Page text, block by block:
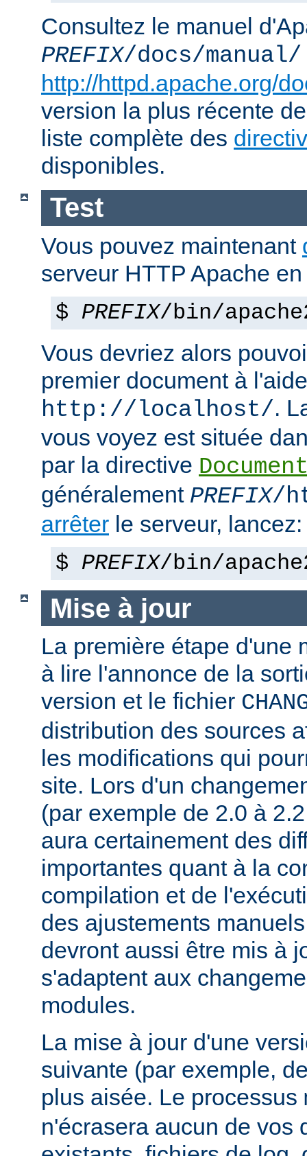
Consultez le manuel
PREFIX/docs/manual/
http://httpd.apache.org/
version la plus récente
liste complète des
disponibles.
Test
Vous pouvez maintenant
serveur HTTP Apache
$ PREFIX/bin/
Vous devriez alors
premier document à
http://localhost/.
vous voyez est située
par la directive
généralement PREFIX/
arrêter le serveur, lancez:
$ PREFIX/bin/
Mise à jour
La première étape d'une
à lire l'annonce de la
version et le fichier
distribution des sources
les modifications qui
site. Lors d'un
(par exemple de 2.0 à
aura certainement des
importantes quant à la
compilation et de
des ajustements
devront aussi être mis à
s'adaptent aux
modules.
La mise à jour d'une
suivante (par exemple,
plus aisée. Le processus
n'écrasera aucun de vos